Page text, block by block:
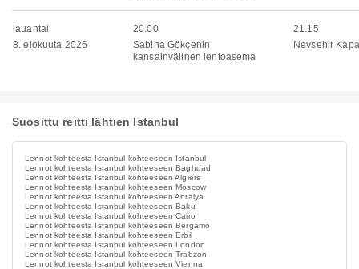
lauantai
8. elokuuta 2026
20.00
Sabiha Gökçenin
kansainvälinen lentoasema
21.15
Nevsehir
Suosittu reitti lähtien Istanbul
Lennot kohteesta Istanbul kohteeseen Istanbul
Lennot kohteesta Istanbul kohteeseen Baghdad
Lennot kohteesta Istanbul kohteeseen Algiers
Lennot kohteesta Istanbul kohteeseen Moscow
Lennot kohteesta Istanbul kohteeseen Antalya
Lennot kohteesta Istanbul kohteeseen Baku
Lennot kohteesta Istanbul kohteeseen Cairo
Lennot kohteesta Istanbul kohteeseen Bergamo
Lennot kohteesta Istanbul kohteeseen Erbil
Lennot kohteesta Istanbul kohteeseen London
Lennot kohteesta Istanbul kohteeseen Trabzon
Lennot kohteesta Istanbul kohteeseen Vienna